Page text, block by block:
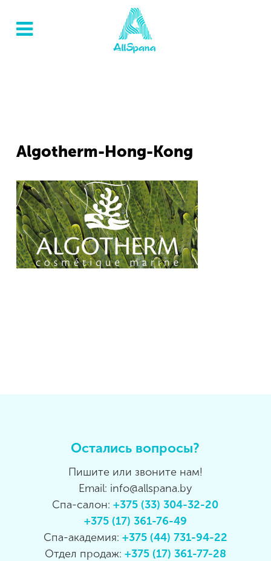
Algotherm-Hong-Kong
Остались вопросы?
Пишите или звоните нам!
Email: info@allspana.by
Спа-салон:+375 (33) 304-32-20
+375 (17) 361-76-49
Спа-академия: +375 (44) 731-94-22
Отдел продаж: +375 (17) 361-77-28